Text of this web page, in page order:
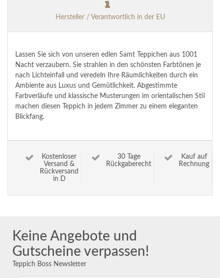
Hersteller / Verantwortlich in der EU
Lassen Sie sich von unseren edlen Samt Teppichen aus 1001
Nacht verzaubern. Sie strahlen in den schönsten Farbtönen je
nach Lichteinfall und veredeln Ihre Räumlichkeiten durch ein
Ambiente aus Luxus und Gemütlichkeit. Abgestimmte
Farbverläufe und klassische Musterungen im orientalischen Stil
machen diesen Teppich in jedem Zimmer zu einem eleganten
Blickfang.
Kostenloser
Versand &
Rückversand
in D
30 Tage
Rückgaberecht
Kauf auf
Rechnung
Keine Angebote und
Gutscheine verpassen!
Teppich Boss Newsletter